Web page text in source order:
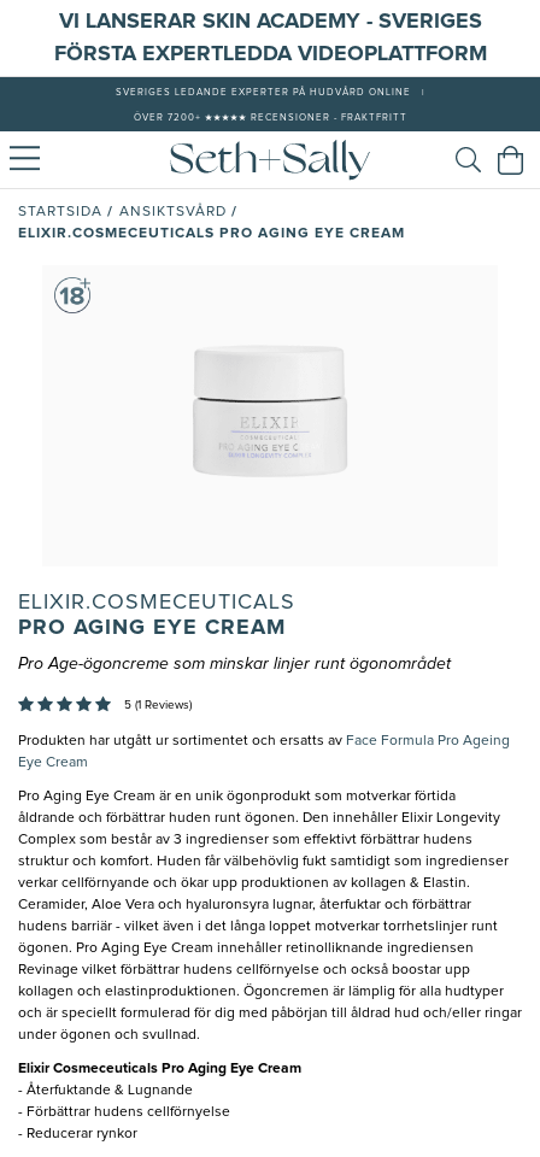
VI LANSERAR SKIN ACADEMY - SVERIGES
FÖRSTA EXPERTLEDDA VIDEOPLATTFORM
SVERIGES LEDANDE EXPERTER PÅ HUDVÅRD ONLINE
ÖVER 7200+ ★★★★★ RECENSIONER - FRAKTFRITT
STARTSIDA / ANSIKTSVÅRD /
ELIXIR.COSMECEUTICALS PRO AGING EYE CREAM
ELIXIR.COSMECEUTICALS
PRO AGING EYE CREAM
Pro Age-ögoncreme som minskar linjer runt ögonområdet
5 (1 Reviews)
Produkten har utgått ur sortimentet och ersatts av Face Formula Pro Ageing
Eye Cream
Pro Aging Eye Cream är en unik ögonprodukt som motverkar förtida
åldrande och förbättrar huden runt ögonen. Den innehåller Elixir Longevity
Complex som består av 3 ingredienser som effektivt förbättrar hudens
struktur och komfort. Huden får välbehövlig fukt samtidigt som ingredienser
verkar cellförnyande och ökar upp produktionen av kollagen & Elastin.
Ceramider, Aloe Vera och hyaluronsyra lugnar, återfuktar och förbättrar
hudens barriär - vilket även i det långa loppet motverkar torrhetslinjer runt
ögonen. Pro Aging Eye Cream innehåller retinolliknande ingrediensen
Revinage vilket förbättrar hudens cellförnyelse och också boostar upp
kollagen och elastinproduktionen. Ögoncremen är lämplig för alla hudtyper
och är speciellt formulerad för dig med påbörjan till åldrad hud och/eller ringar
under ögonen och svullnad.
Elixir Cosmeceuticals Pro Aging Eye Cream
- Återfuktande & Lugnande
- Förbättrar hudens cellförnyelse
- Reducerar rynkor